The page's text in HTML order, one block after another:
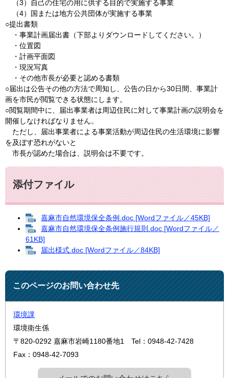
（3）自己の住宅の用に供する目的で実施する事業
（4）国または地方公共団体が実施する事業
○提出書類
・事業計画届出書（下部よりダウンロードしてください。）
・位置図
・計画平面図
・現況写真
・その他市長が必要と認める書類
○届出は公告その他の方法で周知し、公告の日から30日間、事業計
画を市民が閲覧できる状態にします。
○閲覧期間中に、届出事業者は周辺住民に対して事業計画の説明会を
開催しなければなりません。
ただし、届出事業者による事業活動が周辺住民の生活環境に影響
を及ぼす恐れがないと
市長が認めた場合は、説明会は不要です。
添付ファイル
嘉麻市自然環境保全条例.doc [Wordファイル／45KB]
嘉麻市自然環境保全条例施行規則.doc [Wordファイル／
61KB]
届出様式.doc [Wordファイル／84KB]
このページのお問い合わせ先
環境課
環境衛生係
〒820-0292 嘉麻市岩崎1180番地1
Tel：0948-42-7428
Fax：0948-42-7093